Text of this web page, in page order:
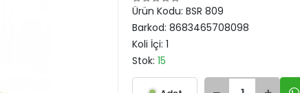
Ürün Kodu: BSR 809
Barkod: 8683465708098
Koli İçi: 1
Stok: 15